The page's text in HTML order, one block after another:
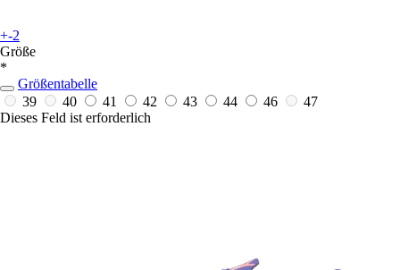
+-2
Größe
*
Größentabelle
39
40 41 42 43 44 46
47
Dieses Feld ist erforderlich